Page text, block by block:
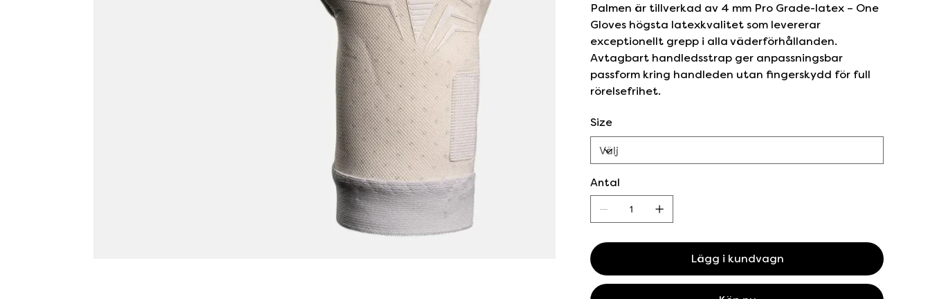
Palmen är tillverkad av 4 mm Pro Grade-latex – One
Gloves högsta latexkvalitet som levererar
exceptionellt grepp i alla väderförhållanden.
Avtagbart handledsstrap ger anpassningsbar
passform kring handleden utan fingerskydd för full
rörelsefrihet.
Size
Antal
Lägg i kundvagn